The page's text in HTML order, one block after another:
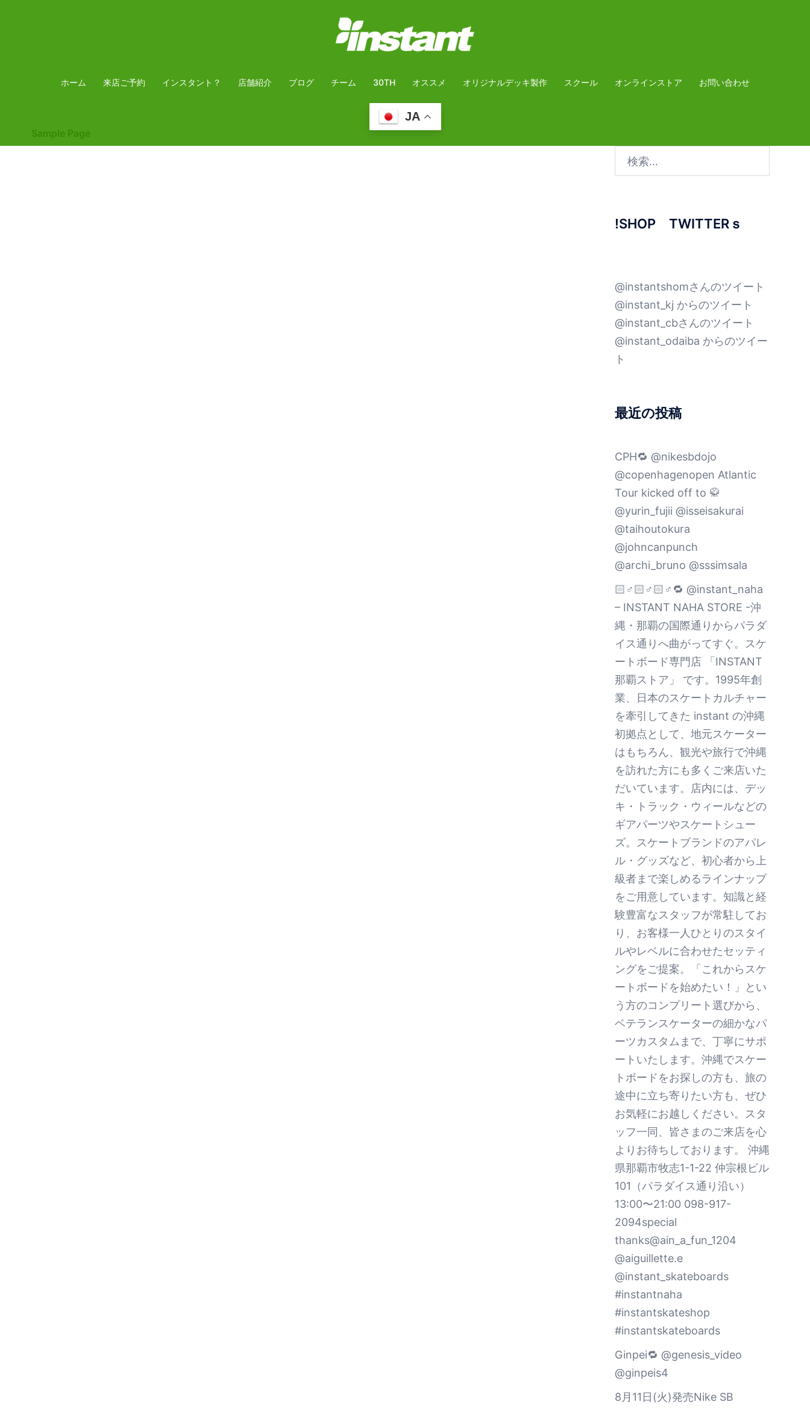
ホーム 来店ご予約 インスタント？ 店舗紹介 ブログ チーム 30TH オススメ オリジナルデッキ製作 スクール オンラインストア お問い合わせ
JA
Sample Page
!SHOP TWITTERｓ
@instantshomさんのツイート
@instant_kj からのツイート
@instant_cbさんのツイート
@instant_odaiba からのツイー
ト
最近の投稿
CPH🔁 @nikesbdojo
@copenhagenopen Atlantic
Tour kicked off to 🥋
@yurin_fujii @isseisakurai
@taihoutokura
@johncanpunch
@archi_bruno @sssimsala
🏻‍♂️🏻‍♂️🏻‍♂️🔁 @instant_naha
– INSTANT NAHA STORE -沖
縄・那覇の国際通りからパラダ
イス通りへ曲がってすぐ。スケ
ートボード専門店 「INSTANT
那覇ストア」 です。1995年創
業、日本のスケートカルチャー
を牽引してきた instant の沖縄
初拠点として、地元スケーター
はもちろん、観光や旅行で沖縄
を訪れた方にも多くご来店いた
だいています。店内には、デッ
キ・トラック・ウィールなどの
ギアパーツやスケートシュー
ズ。スケートブランドのアパレ
ル・グッズなど、初心者から上
級者まで楽しめるラインナップ
をご用意しています。知識と経
験豊富なスタッフが常駐してお
り、お客様一人ひとりのスタイ
ルやレベルに合わせたセッティ
ングをご提案。「これからスケ
ートボードを始めたい！」とい
う方のコンプリート選びから、
ベテランスケーターの細かなパ
ーツカスタムまで、丁寧にサポ
ートいたします。沖縄でスケー
トボードをお探しの方も、旅の
途中に立ち寄りたい方も、ぜひ
お気軽にお越しください。スタ
ッフ一同、皆さまのご来店を心
よりお待ちしております。 沖縄
県那覇市牧志1-1-22 仲宗根ビル
101（パラダイス通り沿い）
13:00〜21:00 098-917-
2094special
thanks@ain_a_fun_1204
@aiguillette.e
@instant_skateboards
#instantnaha
#instantskateshop
#instantskateboards
Ginpei🔁 @genesis_video
@ginpeis4
8月11日(火)発売Nike SB